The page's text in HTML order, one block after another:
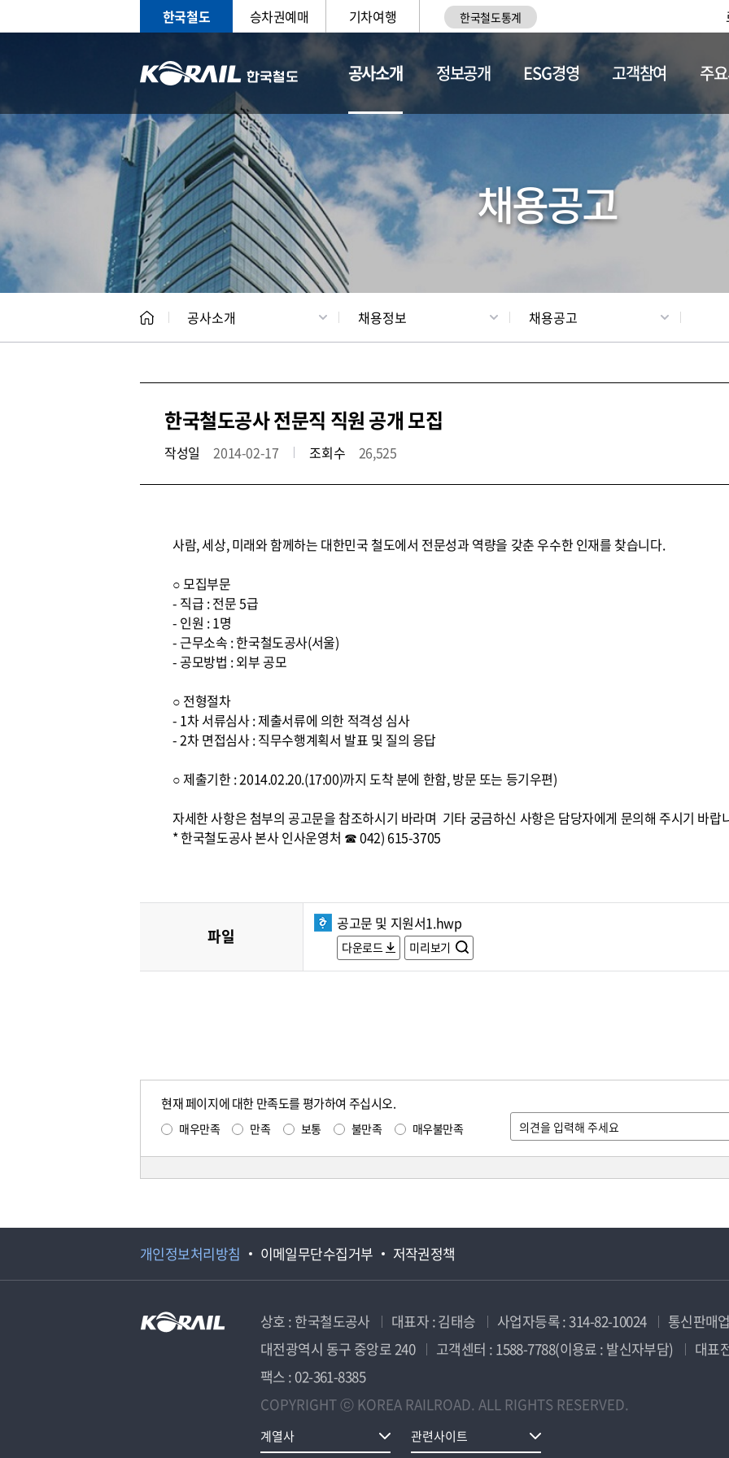
한국철도 승차권예매 기차여행 한국철도통계
공사소개
CEO 일반현황 채용정보
정보공개 ESG경영 고객참여 주
채용공고
공사소개 채용정보 채용공고
한국철도공사 전문직 직원 공개 모집
작성일 2014-02-17 조회수 26,525
사람, 세상, 미래와 함께하는 대한민국 철도에서 전문성과 역량을 갖춘 우수한 인재를 찾습니다.
○ 모집부문
- 직급 : 전문 5급
- 인원 : 1명
- 근무소속 : 한국철도공사(서울)
- 공모방법 : 외부 공모
○ 전형절차
- 1차 서류심사 : 제출서류에 의한 적격성 심사
- 2차 면접심사 : 직무수행계획서 발표 및 질의 응답
○ 제출기한 : 2014.02.20.(17:00)까지 도착 분에 한함, 방문 또는 등기우편)
자세한 사항은 첨부의 공고문을 참조하시기 바라며 기타 궁금하신 사항은 담당자에게 문의해 주시기 바랍
* 한국철도공사 본사 인사운영처 ☎ 042) 615-3705
파일
공고문 및 지원서1.hwp
다운로드 미리보기
현재 페이지에 대한 만족도를 평가하여 주십시오.
매우만족 만족 보통 불만족 매우불만족
개인정보처리방침 이메일무단수집거부 저작권정책
상호 : 한국철도공사 대표자 : 김태승 사업자등록 : 314-82-10024
통신판매
대전광역시 동구 중앙로 240
고객센터 : 1588-7788(이용료 : 발신자부담)
대표
팩스 : 02-361-8385
COPYRIGHT ⓒ KOREA RAILROAD. ALL RIGHTS RESERVED.
계열사 관련사이트